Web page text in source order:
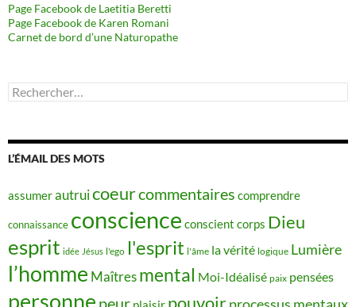
Page Facebook de Laetitia Beretti
Page Facebook de Karen Romani
Carnet de bord d’une Naturopathe
Rechercher :
L’ÉMAIL DES MOTS
assumerautruicoeurcommentaires comprendre
connaissance conscience conscient corps Dieu
esprit idée Jésus l'ego l'esprit l'âme la vérité logique Lumière
l’homme Maîtres mental Moi-Idéalisé paix pensées
personne peur pouvoir